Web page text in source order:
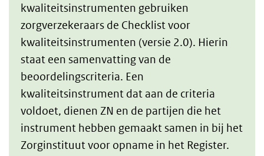
kwaliteitsinstrumenten gebruiken
zorgverzekeraars de Checklist voor
kwaliteitsinstrumenten (versie 2.0). Hierin
staat een samenvatting van de
beoordelingscriteria. Een
kwaliteitsinstrument dat aan de criteria
voldoet, dienen ZN en de partijen die het
instrument hebben gemaakt samen in bij het
Zorginstituut voor opname in het Register.